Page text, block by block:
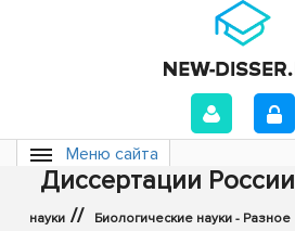
Меню сайта
Диссертации России
науки // Биологические науки - Разное